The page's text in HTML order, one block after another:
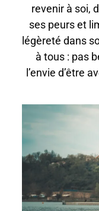
revenir à soi,
ses peurs et
légèreté dans
à tous : pas
l’envie d’être